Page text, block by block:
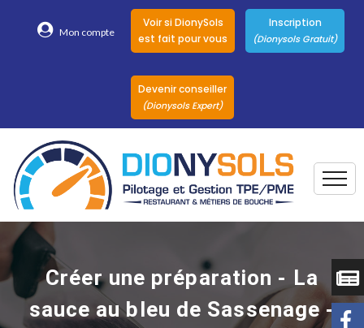
Mon compte
Voir si DionySols
est fait pour vous
Inscription
(Dionysols Gratuit)
Devenir conseiller
(Dionysols Expert)
Nos conseillers
DionySols
Nos versions
Créer une préparation - La
sauce au bleu de Sassenage -